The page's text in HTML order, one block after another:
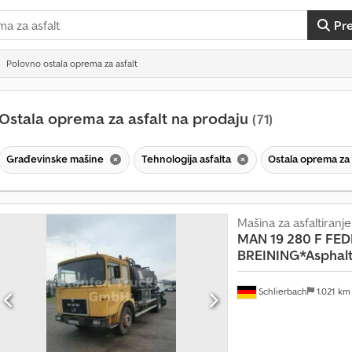
Polovno ostala oprema za asfalt
Ostala oprema za asfalt na prodaju (71)
Građevinske mašine Tehnologija asfalta Ostala oprema
Schlierbach 1.021 km
Mašina za asfaltiranje
MAN 19 280 F